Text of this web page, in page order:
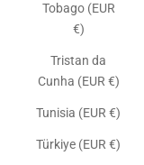
Tobago (EUR
€)
Tristan da
Cunha (EUR €)
Tunisia (EUR €)
Türkiye (EUR €)